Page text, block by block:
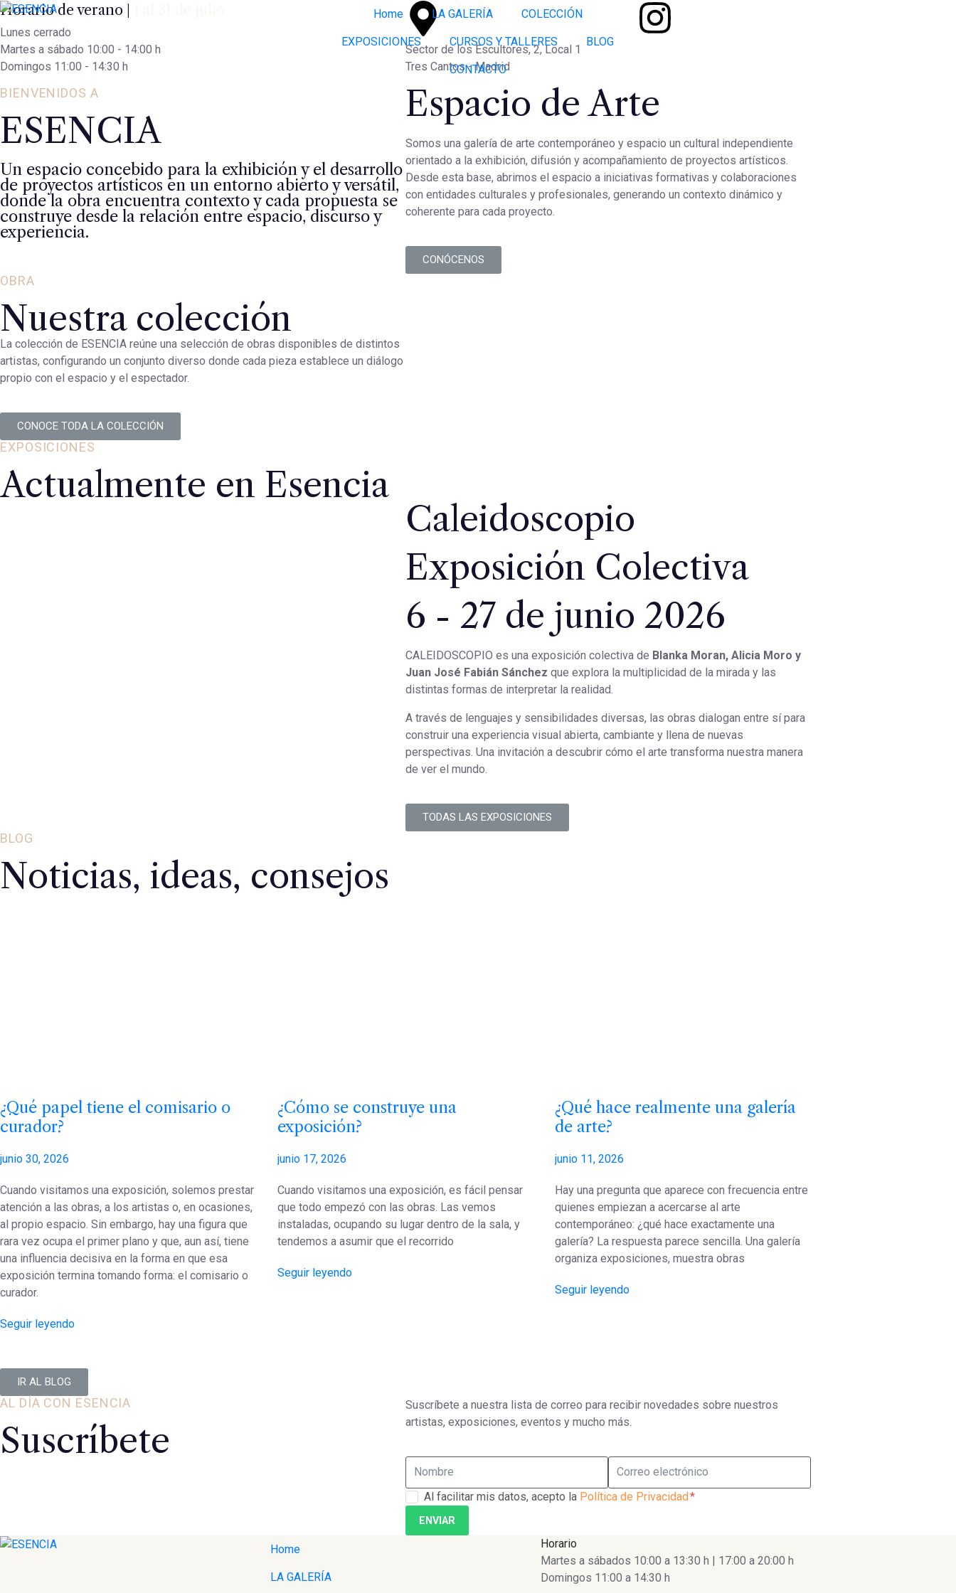
Home LA GALERÍA COLECCIÓN
EXPOSICIONES CURSOS Y TALLERES BLOG
CONTACTO
Horario de verano |
Lunes cerrado
Martes a sábado 10:00 - 14:00 h
Domingos 11:00 - 14:30 h
Sector de los Escultores, 2, Local 1
Tres Cantos - Madrid
BIENVENIDOS A
ESENCIA
Un espacio concebido para la exhibición y el desarrollo
de proyectos artísticos en un entorno abierto y versátil,
donde la obra encuentra contexto y cada propuesta se
construye desde la relación entre espacio, discurso y
experiencia.
Espacio de Arte
Somos una galería de arte contemporáneo y espacio un cultural independiente
orientado a la exhibición, difusión y acompañamiento de proyectos artísticos.
Desde esta base, abrimos el espacio a iniciativas formativas y colaboraciones
con entidades culturales y profesionales, generando un contexto dinámico y
coherente para cada proyecto.
CONÓCENOS
OBRA
Nuestra colección
La colección de ESENCIA reúne una selección de obras disponibles de distintos
artistas, configurando un conjunto diverso donde cada pieza establece un diálogo
propio con el espacio y el espectador.
CONOCE TODA LA COLECCIÓN
EXPOSICIONES
Actualmente en Esencia
Caleidoscopio
Exposición Colectiva
6 - 27 de junio 2026
CALEIDOSCOPIO es una exposición colectiva de Blanka Moran, Alicia Moro y
Juan José Fabián Sánchez que explora la multiplicidad de la mirada y las
distintas formas de interpretar la realidad.
A través de lenguajes y sensibilidades diversas, las obras dialogan entre sí para
construir una experiencia visual abierta, cambiante y llena de nuevas
perspectivas. Una invitación a descubrir cómo el arte transforma nuestra manera
de ver el mundo.
TODAS LAS EXPOSICIONES
BLOG
Noticias, ideas, consejos
¿Qué papel tiene el comisario o
curador?
junio 30, 2026
Cuando visitamos una exposición, solemos prestar
atención a las obras, a los artistas o, en ocasiones,
al propio espacio. Sin embargo, hay una figura que
rara vez ocupa el primer plano y que, aun así, tiene
una influencia decisiva en la forma en que esa
exposición termina tomando forma: el comisario o
curador.
Seguir leyendo
¿Cómo se construye una
exposición?
junio 17, 2026
Cuando visitamos una exposición, es fácil pensar
que todo empezó con las obras. Las vemos
instaladas, ocupando su lugar dentro de la sala, y
tendemos a asumir que el recorrido
Seguir leyendo
¿Qué hace realmente una galería
de arte?
junio 11, 2026
Hay una pregunta que aparece con frecuencia entre
quienes empiezan a acercarse al arte
contemporáneo: ¿qué hace exactamente una
galería? La respuesta parece sencilla. Una galería
organiza exposiciones, muestra obras
Seguir leyendo
IR AL BLOG
AL DÍA CON ESENCIA
Suscríbete
Suscríbete a nuestra lista de correo para recibir novedades sobre nuestros
artistas, exposiciones, eventos y mucho más.
Al facilitar mis datos, acepto la Política de Privacidad
ENVIAR
Home
LA GALERÍA
Horario
Martes a sábados 10:00 a 13:30 h | 17:00 a 20:00 h
Domingos 11:00 a 14:30 h